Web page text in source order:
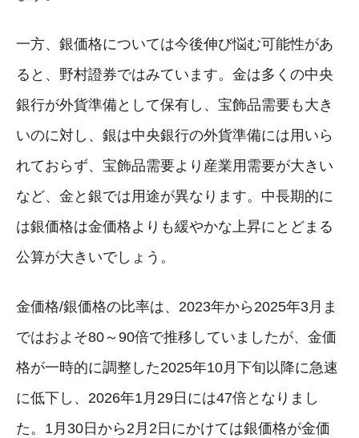
一方、銀価格については今後伸び悩む可能性があ
ると、野村證券ではみています。金は多くの中央
銀行が外貨準備として保有し、宝飾品需要も大き
いのに対し、銀は中央銀行の外貨準備には用いら
れておらず、宝飾品需要より産業用需要が大きい
など、金と銀では用途が異なります。中長期的に
は銀価格は金価格よりも緩やかな上昇にとどまる
公算が大きいでしょう。
金価格/銀価格の比率は、2023年から2025年3月ま
ではおよそ80～90倍で推移していましたが、金価
格が一時的に調整した2025年10月下旬以降に急速
に低下し、2026年1月29日には47倍となりまし
た。1月30日から2月2日にかけては銀価格が金価